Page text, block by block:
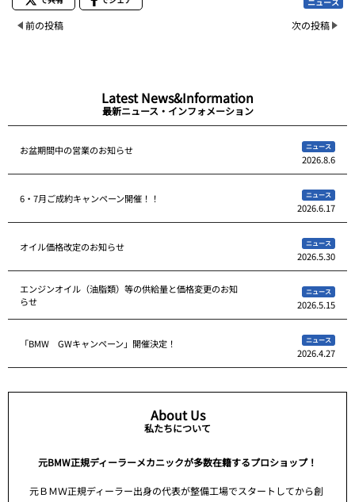
前の投稿 次の投稿
Latest News&Information
最新ニュース・インフォメーション
お盆期間中の営業のお知らせ ニュース
2026.8.6
6・7月ご成約キャンペーン開催！！ ニュース
2026.6.17
オイル価格改定のお知らせ ニュース
2026.5.30
エンジンオイル（油脂類）等の供給量と価格変更のお知
らせ
ニュース
2026.5.15
「BMW GWキャンペーン」開催決定！ ニュース
2026.4.27
About Us
私たちについて
元BMW正規ディーラーメカニックが多数在籍するプロショップ！
元ＢＭＷ正規ディーラー出身の代表が整備工場でスタートしてから創